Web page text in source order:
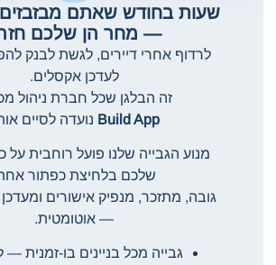
שעות בחודש שאתם מבזבזים
— מחר הן שלכם
לרדוף אחרי דיירים, לגשת לבנק
לעדכן אקסלים.
זה הבלגן שכל חברת ניהול
Build App נועדה לסיים
מנוע הגבייה שלנו פועל רוחבית על
שלכם בלחיצת כפתור
גובה, מתזכר, מנפיק אישורים
— אוטומטית.
גבייה מכל בניינים בו-זמנית —